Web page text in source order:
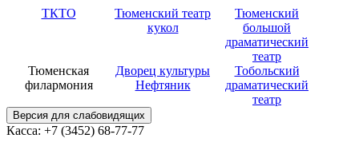
ТКТО
Тюменский театр
кукол
Тюменский
большой
драматический
театр
Тюменская
филармония
Дворец культуры
Нефтяник
Тобольский
драматический
театр
Версия для слабовидящих
Касса: +7 (3452) 68-77-77